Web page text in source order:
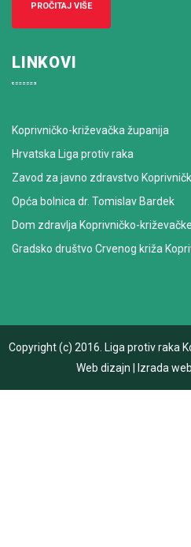
PROČITAJ VIŠE
LINKOVI
Koprivničko-križevačka županija
Hrvatska Liga protiv raka
Zavod za javno zdravstvo
Opća bolnica dr. Tomislav Bardek
Dom zdravlja Koprivničko-
Gradsko društvo Crvenog križa
Copyright (c) 2016. Liga protiv raka
Web dizajn
Izrada